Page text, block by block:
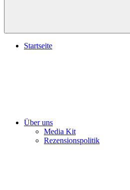
Startseite
Über uns
Media Kit
Rezensionspolitik